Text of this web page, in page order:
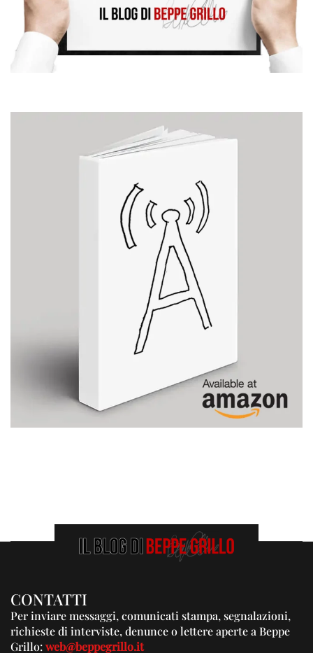
CONTATTI
Per inviare messaggi, comunicati stampa, segnalazioni,
richieste di interviste, denunce o lettere aperte a Beppe
Grillo:web@beppegrillo.it